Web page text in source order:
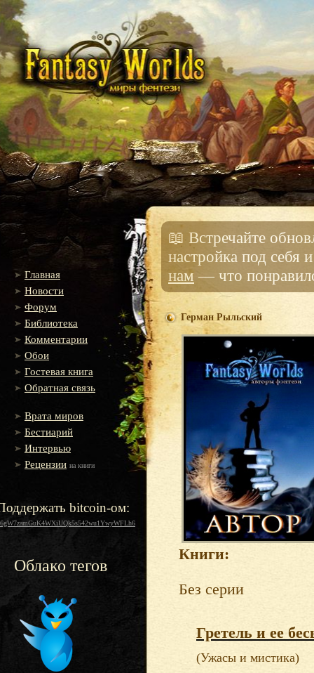
Главная
Новости
Форум
Библиотека
Комментарии
Обои
Гостевая книга
Обратная связь
Врата миров
Бестиарий
Интервью
Рецензии на книги
bitcoin-ом:
Облако тегов
📖 Встречайте
настройка под себя
нам — что
Герман Рыльский
Книги:
Без серии
Гретель и ее
(Ужасы и мистика)